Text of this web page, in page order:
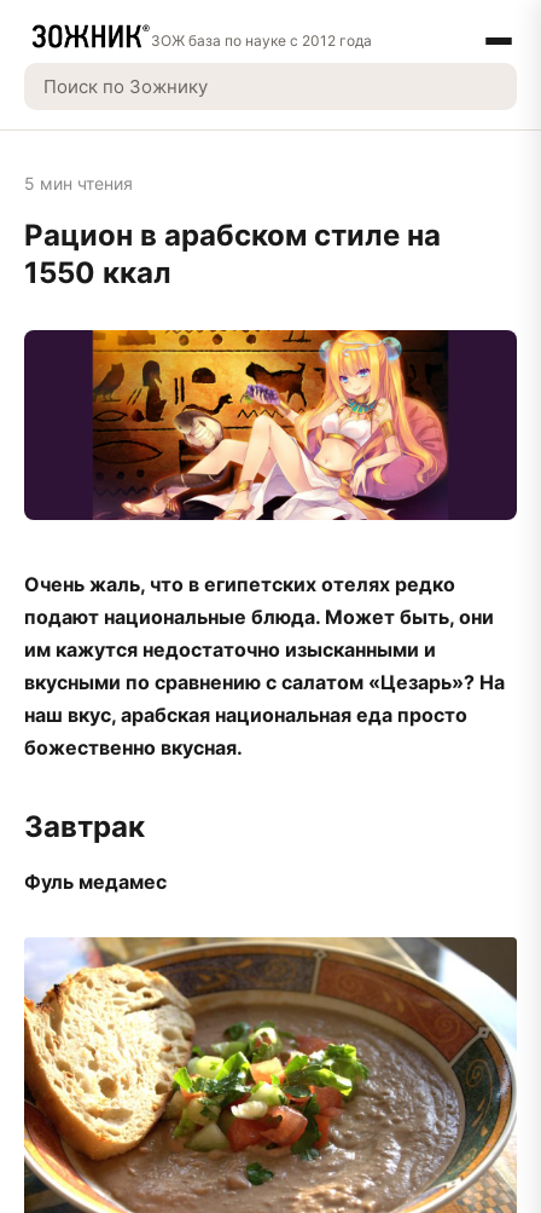
ЗОЖ база по науке с 2012 года
5 мин чтения
Рацион в арабском стиле на
1550 ккал
Очень жаль, что в египетских отелях редко
подают национальные блюда. Может быть, они
им кажутся недостаточно изысканными и
вкусными по сравнению с салатом «Цезарь»? На
наш вкус, арабская национальная еда просто
божественно вкусная.
Завтрак
Фуль медамес